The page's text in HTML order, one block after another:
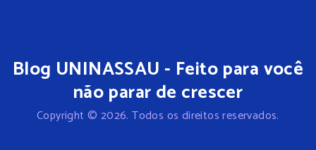
Blog UNINASSAU - Feito para você
não parar de crescer
Copyright © 2026. Todos os direitos reservados.